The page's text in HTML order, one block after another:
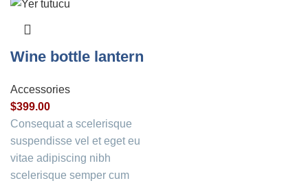
Wine bottle lantern
Accessories
$399.00
Consequat a scelerisque
suspendisse vel et eget eu
vitae adipiscing nibh
scelerisque semper cum